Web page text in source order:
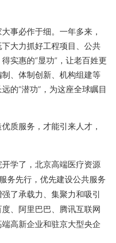
必作于细。一年多来，
大力抓好工程项目、公共
实惠的“显功”，让老百姓更
、体制创新、机构组建等
的“潜功”，为这座全球瞩目
服务，才能引来人才，
学了，北京高端医疗资源
务先行，优先建设公共服务
了承载力、集聚力和吸引
、阿里巴巴、腾讯互联网
高新企业和驻京大型央企